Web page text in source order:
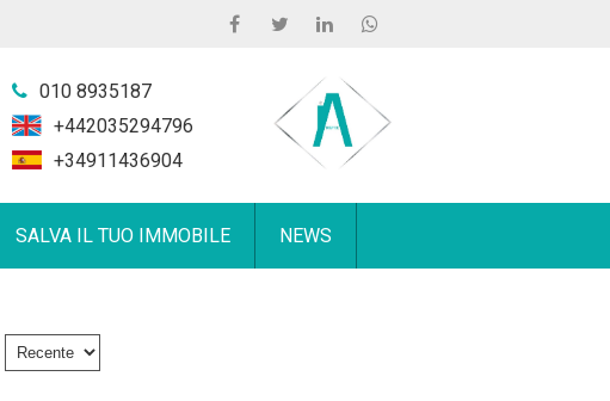
010 8935187
+442035294796
+34911436904
SALVA IL TUO IMMOBILE NEWS